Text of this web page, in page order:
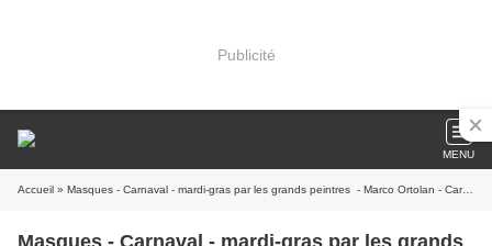
Publicité
MENU
Accueil » Masques - Carnaval - mardi-gras par les grands peintres - Marco Ortolan - Carnaval de Venise
Masques - Carnaval - mardi-gras par les grands